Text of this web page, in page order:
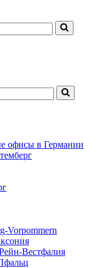
офисы в Германии
Vorpommern
Вестфалия